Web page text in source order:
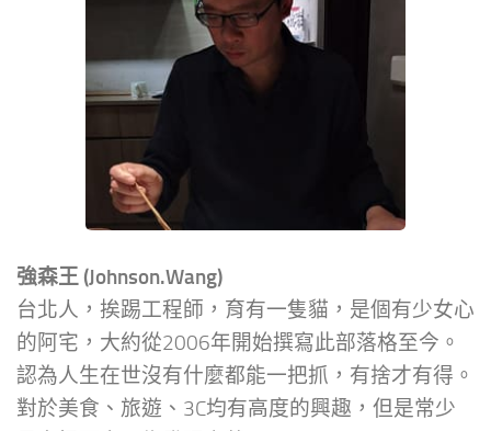
強森王 (Johnson.Wang)
台北人，挨踢工程師，育有一隻貓，是個有少女心
的阿宅，大約從2006年開始撰寫此部落格至今。
認為人生在世沒有什麼都能一把抓，有捨才有得。
對於美食、旅遊、3C均有高度的興趣，但是常少